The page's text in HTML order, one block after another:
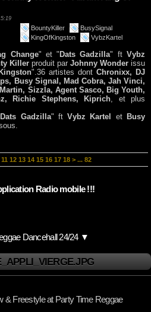
BountyKiller
BusySignal
KingOfKingston
VybzKartel
Change" et " Dats Gadzilla" ftVybz
Killer produit par Johnny Wonder issu
".36 artistes dont Chronixx, DJ
Busy Signal, Mad Cobra, Jah Vinci,
Sizzla, Agent Sasco, Big Youth,
Richie Stephens, Kiprich, et plus
Dats Gadzilla" ftVybz Kartel et Busy
11 12 13 14 15 16 17 18 > ... 82
Radio mobile !!!
Dancehall 24/24 ▼